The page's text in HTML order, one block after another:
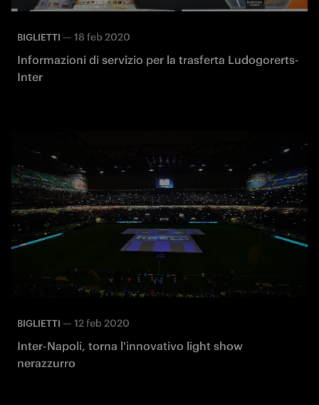
BIGLIETTI — 18 feb 2020
Informazioni di servizio per la trasferta Ludogorerts-
Inter
BIGLIETTI — 12 feb 2020
Inter-Napoli, torna l'innovativo light show
nerazzurro